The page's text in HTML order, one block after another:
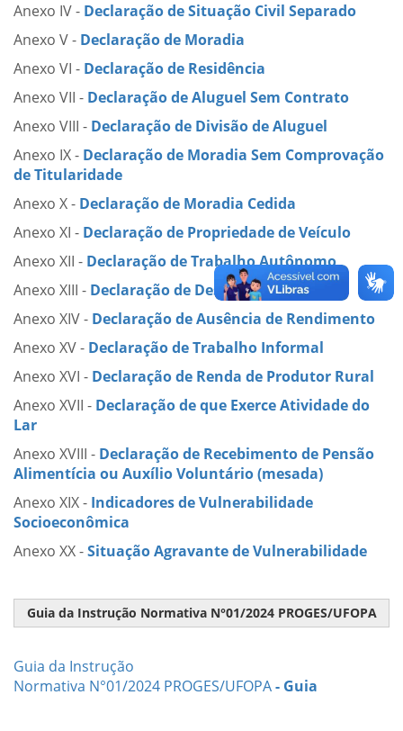
Anexo IV - Declaração de Situação Civil Separado
Anexo V - Declaração de Moradia
Anexo VI - Declaração de Residência
Anexo VII - Declaração de Aluguel Sem Contrato
Anexo VIII - Declaração de Divisão de Aluguel
Anexo IX - Declaração de Moradia Sem Comprovação
de Titularidade
Anexo X - Declaração de Moradia Cedida
Anexo XI - Declaração de Propriedade de Veículo
Anexo XII - Declaração de Trabalho Autônomo
Anexo XIII - Declaração de Desemprego
Anexo XIV - Declaração de Ausência de Rendimento
Anexo XV - Declaração de Trabalho Informal
Anexo XVI - Declaração de Renda de Produtor Rural
Anexo XVII - Declaração de que Exerce Atividade do
Lar
Anexo XVIII - Declaração de Recebimento de Pensão
Alimentícia ou Auxílio Voluntário (mesada)
Anexo XIX - Indicadores de Vulnerabilidade
Socioeconômica
Anexo XX -Situação Agravante de Vulnerabilidade
Guia da Instrução Normativa N°01/2024 PROGES/UFOPA
Guia da Instrução
Normativa N°01/2024 PROGES/UFOPA- Guia